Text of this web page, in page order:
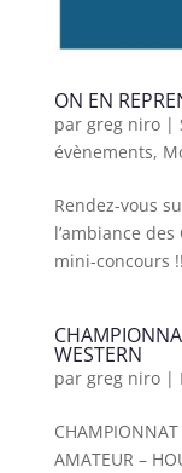
ON EN
par greg niro|
évènements,
Rendez-vous
l’ambiance
mini-concours
WESTERN
par greg niro|
CHAMPIONNAT
AMATEUR –